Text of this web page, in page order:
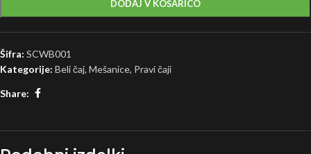
DODAJ V KOŠARICO
Šifra: SCWB001
Kategorije: Beli čaj, Mešanice, Pravi čaji
Share: